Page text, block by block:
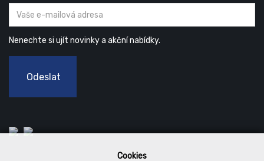
Cookies
Nenechte si ujít novinky a akční nabídky.
Odeslat